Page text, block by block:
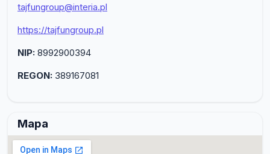
tajfungroup@interia.pl
https://tajfungroup.pl
NIP: 8992900394
REGON: 389167081
Mapa